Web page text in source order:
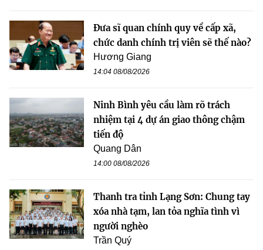
Đưa sĩ quan chính quy về cấp xã,
chức danh chính trị viên sẽ thế nào?
Hương Giang
14:04 08/08/2026
Ninh Bình yêu cầu làm rõ trách
nhiệm tại 4 dự án giao thông chậm
tiến độ
Quang Dân
14:00 08/08/2026
Thanh tra tỉnh Lạng Sơn: Chung tay
xóa nhà tạm, lan tỏa nghĩa tình vì
người nghèo
Trần Quý